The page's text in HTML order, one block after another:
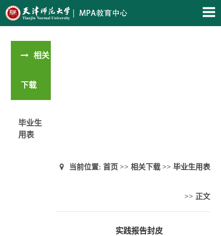
相关
下载
毕业生
用表
当前位置: 首页 >> 相关下载>> 毕业生用表
>> 正文
实践报告封皮